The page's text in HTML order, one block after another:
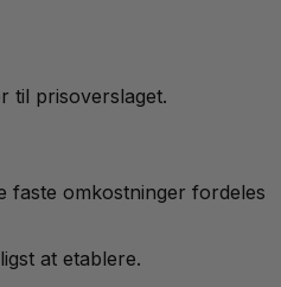
til prisoverslaget.
faste omkostninger fordeles
at etablere.